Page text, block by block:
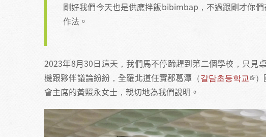
剛好我們今天也是供應拌飯bibimbap，不過跟剛才你
作法。
2023年8月30日這天，我們馬不停蹄趕到第二個學校，只
機跟夥伴議論紛紛，全羅北道任實郡葛潭（갈담초등학교 ）
會主席的黃照永女士，親切地為我們說明。